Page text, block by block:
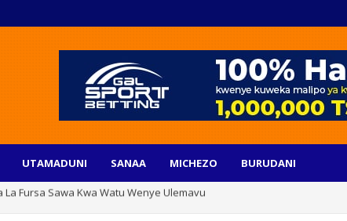
UTAMADUNI SANAA MICHEZO BURUDANI
Bado Ni Changamoto Inayohitaji Hatua Za Pamoja